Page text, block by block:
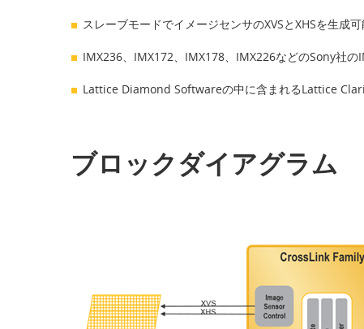
スレーブモードでイメージセンサのXVSとXHSを生成
IMX236、IMX172、IMX178、IMX226などのSony社の
Lattice Diamond Softwareの中に含まれるLattice
ブロックダイアグラム